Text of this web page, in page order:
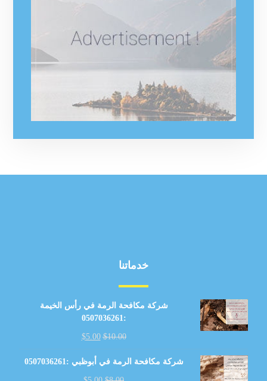
خدماتنا
شركة مكافحة الرمة في رأس الخيمة
:0507036261
$10.00
$5.00
شركة مكافحة الرمة في أبوظبي :0507036261